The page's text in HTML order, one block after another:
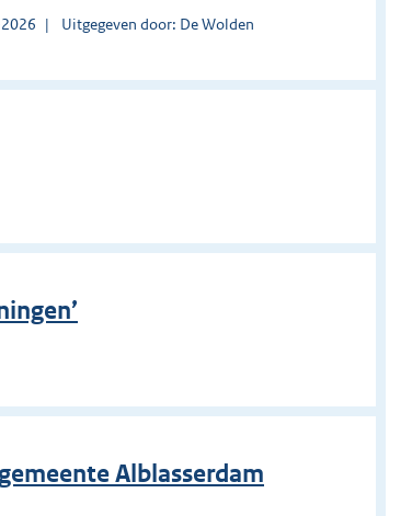
Uitgegeven door: De Wolden
Alblasserdam